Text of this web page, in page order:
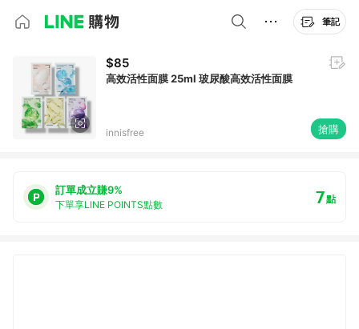
筆記
$85
高效活性面膜 25ml 玻尿酸高效活性面膜
innisfree 搶購
訂單成立賺9%
下單享LINE POINTS點數 7點